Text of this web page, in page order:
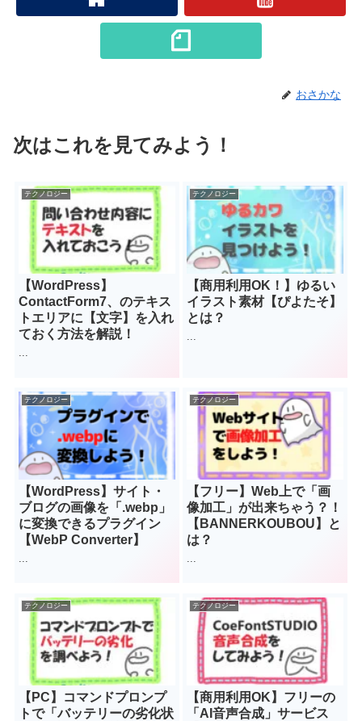
おさかな
次はこれを見てみよう！
テクノロジー
【WordPress】
ContactForm7、のテキス
トエリアに【文字】を入れ
ておく方法を解説！
...
テクノロジー
【商用利用OK！】ゆるい
イラスト素材【ぴよたそ】
とは？
...
テクノロジー
【WordPress】サイト・
ブログの画像を「.webp」
に変換できるプラグイン
【WebP Converter】
...
テクノロジー
【フリー】Web上で「画
像加工」が出来ちゃう？！
【BANNERKOUBOU】と
は？
...
テクノロジー
【PC】コマンドプロンプ
トで「バッテリーの劣化状
テクノロジー
【商用利用OK】フリーの
「AI音声合成」サービス